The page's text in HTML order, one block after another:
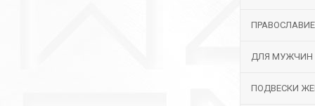
ПРАВОСЛАВИЕ
ДЛЯ МУЖЧИН
ПОДВЕСКИ